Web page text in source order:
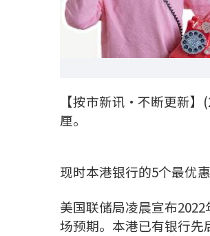
【按市新讯‧不断更新
厘。
现时本港银行的5个最优
美国联储局凌晨宣布
场预期。本港已有银行先